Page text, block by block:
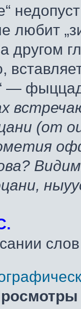
любит
другом
—
(от